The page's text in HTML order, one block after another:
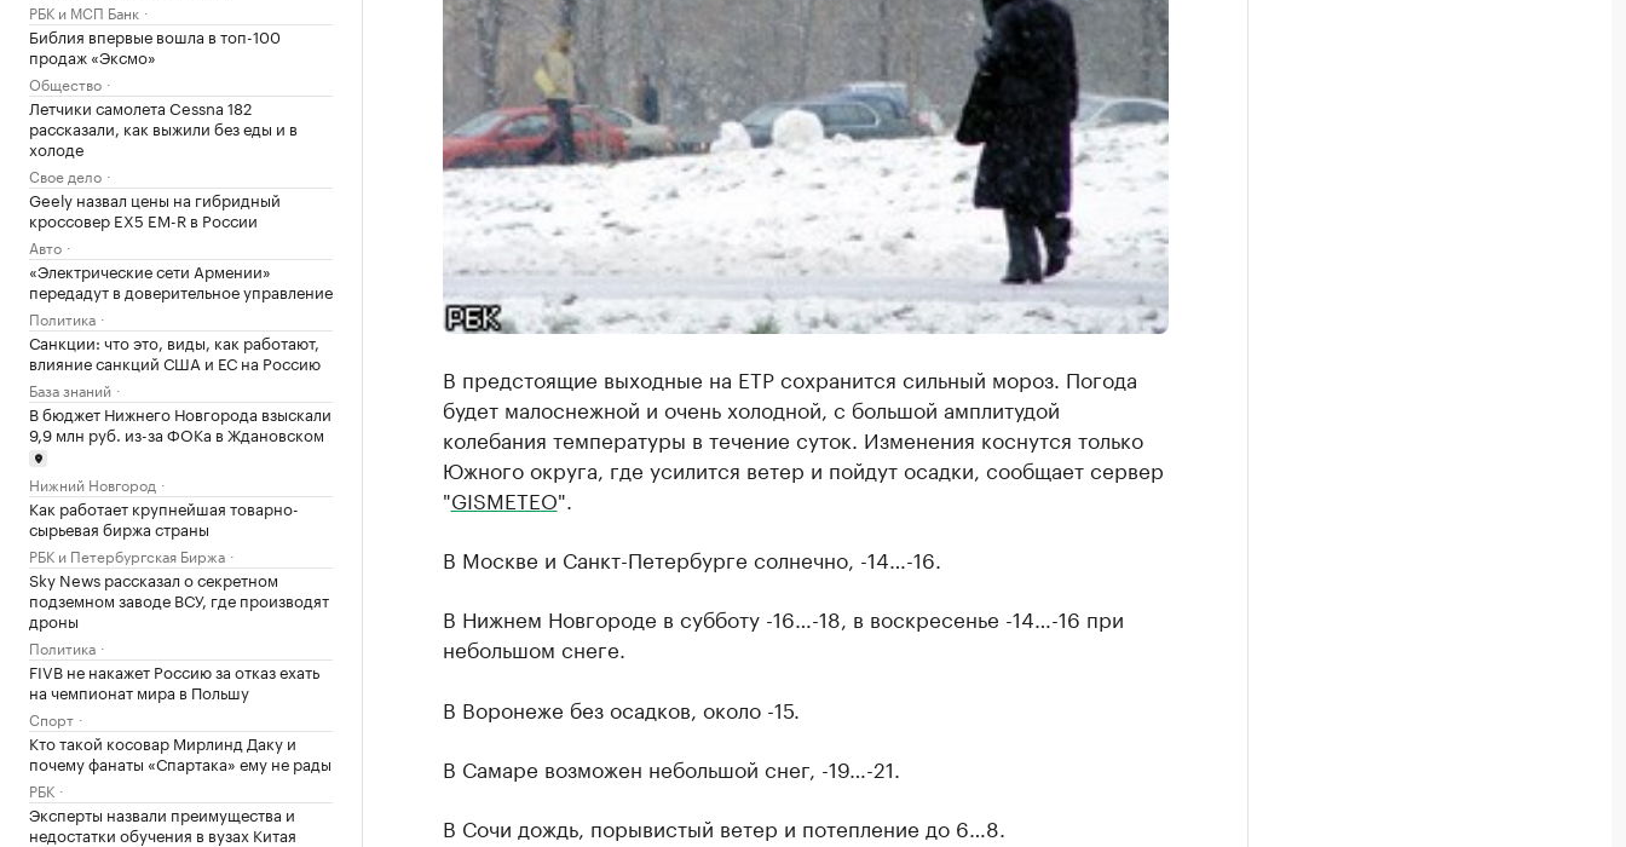
РБК и МСП Банк
Библия впервые вошла в топ-100
продаж «Эксмо»
Общество
Летчики самолета Cessna 182
рассказали, как выжили без еды и в
холоде
Свое дело
Geely назвал цены на гибридный
кроссовер EX5 EM-R в России
Авто
«Электрические сети Армении»
передадут в доверительное управление
Политика
Санкции: что это, виды, как работают,
влияние санкций США и ЕС на Россию
База знаний
В бюджет Нижнего Новгорода взыскали
9,9 млн руб. из-за ФОКа в Ждановском
Нижний Новгород
Как работает крупнейшая товарно-
сырьевая биржа страны
РБК и Петербургская Биржа
Sky News рассказал о секретном
подземном заводе ВСУ, где производят
дроны
Политика
FIVB не накажет Россию за отказ ехать
на чемпионат мира в Польшу
Спорт
Кто такой косовар Мирлинд Даку и
почему фанаты «Спартака» ему не рады
РБК
Эксперты назвали преимущества и
недостатки обучения в вузах Китая
В предстоящие выходные на ЕТР сохранится сильный мороз. Погода
будет малоснежной и очень холодной, с большой амплитудой
колебания температуры в течение суток. Изменения коснутся только
Южного округа, где усилится ветер и пойдут осадки, сообщает сервер
"GISMETEO".
В Москве и Санкт-Петербурге солнечно, -14…-16.
В Нижнем Новгороде в субботу -16…-18, в воскресенье -14…-16 при
небольшом снеге.
В Воронеже без осадков, около -15.
В Самаре возможен небольшой снег, -19…-21.
В Сочи дождь, порывистый ветер и потепление до 6…8.